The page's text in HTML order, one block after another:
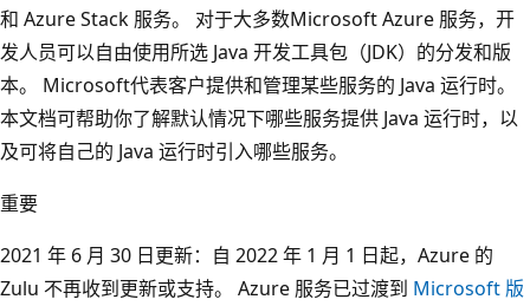
和 Azure Stack 服务。 对于大多数Microsoft Azure 服务，开
发人员可以自由使用所选 Java 开发工具包（JDK）的分发和版
本。 Microsoft代表客户提供和管理某些服务的 Java 运行时。
本文档可帮助你了解默认情况下哪些服务提供 Java 运行时，以
及可将自己的 Java 运行时引入哪些服务。
重要
2021 年 6 月 30 日更新：自 2022 年 1 月 1 日起，Azure 的
Zulu 不再收到更新或支持。 Azure 服务已过渡到 Microsoft 版